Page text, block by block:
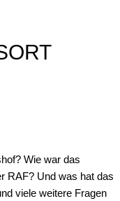
Wie war das
RAF? Und was hat das
viele weitere Fragen